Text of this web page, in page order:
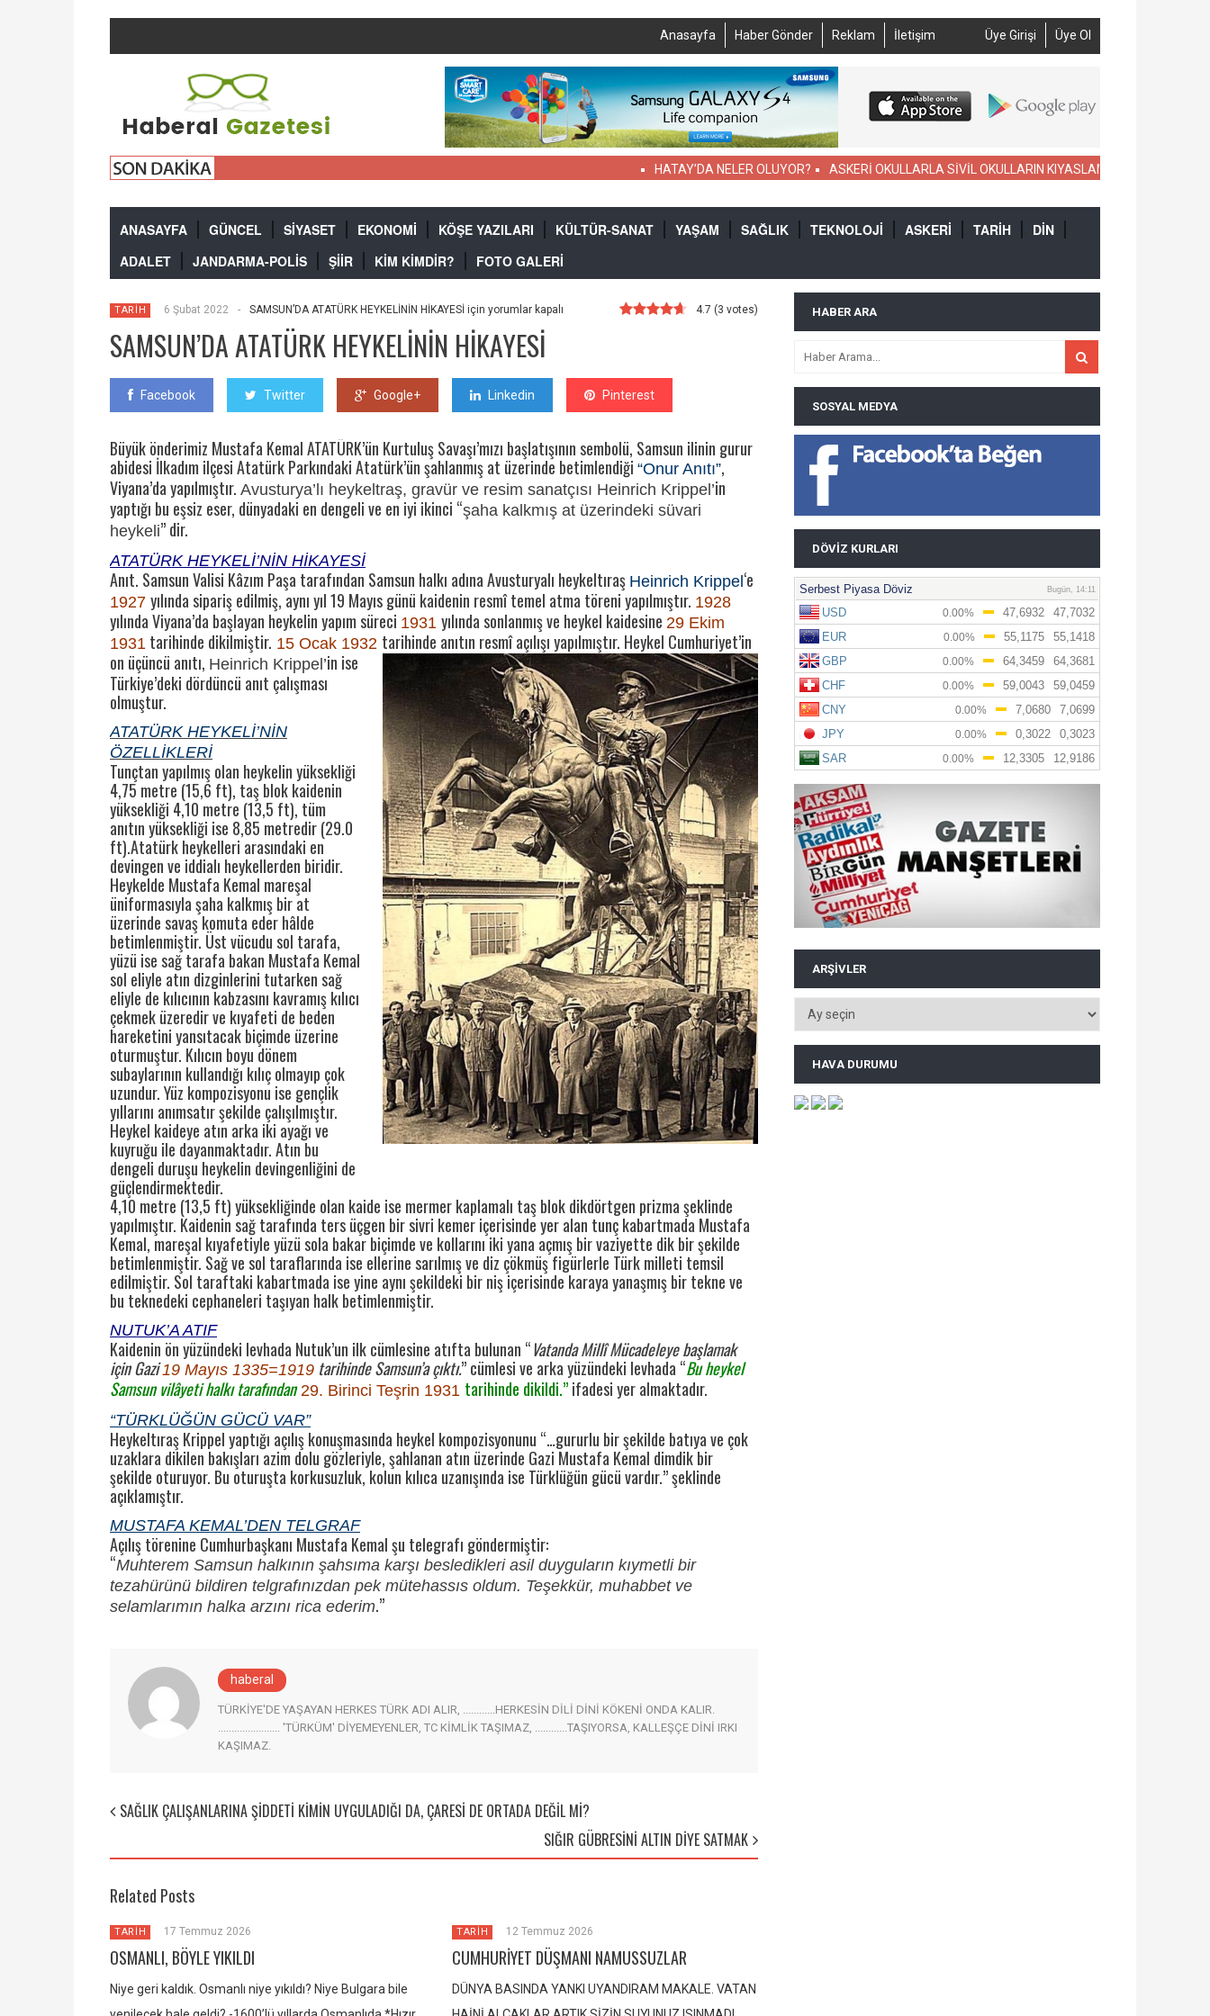
Üye Girişi Üye Ol
Anasayfa Haber Gönder Reklam İletişim
HATAY’DA NELER OLUYOR? ASKERİ OKULLARLA SİVİL OKULLARIN KIYASLAMASI
ANASAYFA GÜNCEL SİYASET EKONOMİ KÖŞE YAZILARI KÜLTÜR-SANAT YAŞAM SAĞLIK TEKNOLOJİ ASKERİ TARİH
DİN
ADALET
JANDARMA-POLİS ŞİİR KİM KİMDİR? FOTO GALERİ
TARİH 6 Şubat 2022 - SAMSUN’DA ATATÜRK HEYKELİNİN HİKAYESİ için yorumlar kapalı 4.7 (3 votes)
SAMSUN’DA ATATÜRK HEYKELİNİN HİKAYESİ
Facebook Twitter Google+ Linkedin Pinterest
Büyük önderimiz Mustafa Kemal ATATÜRK’ün Kurtuluş Savaşı’mızı başlatışının sembolü, Samsun ilinin gurur
abidesi İlkadım ilçesi Atatürk Parkındaki Atatürk’ün şahlanmış at üzerinde betimlendiği “Onur Anıtı”,
Viyana’da yapılmıştır. Avusturya’lı heykeltraş, gravür ve resim sanatçısı Heinrich Krippel’in
yaptığı bu eşsiz eser, dünyadaki en dengeli ve en iyi ikinci “şaha kalkmış at üzerindeki süvari
heykeli” dir.
ATATÜRK HEYKELİ’NİN HİKAYESİ
Anıt. Samsun Valisi Kâzım Paşa tarafından Samsun halkı adına Avusturyalı heykeltıraş Heinrich Krippel ‘e
1927 yılında sipariş edilmiş, aynı yıl 19 Mayıs günü kaidenin resmî temel atma töreni yapılmıştır. 1928
yılında Viyana’da başlayan heykelin yapım süreci 1931 yılında sonlanmış ve heykel kaidesine 29 Ekim
1931 tarihinde dikilmiştir. 15 Ocak 1932 tarihinde anıtın resmîaçılışı yapılmıştır. Heykel Cumhuriyet’in
on üçüncü anıtı, Heinrich Krippel’in ise
Türkiye’deki dördüncü anıt çalışması
olmuştur.
ATATÜRK HEYKELİ’NİN
ÖZELLİKLERİ
Tunçtan yapılmış olan heykelin yüksekliği
4,75 metre (15,6 ft), taş blok kaidenin
yüksekliği 4,10 metre (13,5 ft), tüm
anıtın yüksekliği ise 8,85 metredir (29.0
ft).Atatürk heykelleri arasındaki en
devingen ve iddialı heykellerden biridir.
Heykelde Mustafa Kemal mareşal
üniformasıyla şaha kalkmış bir at
üzerinde savaş komuta eder hâlde
betimlenmiştir. Üst vücudu sol tarafa,
yüzü ise sağ tarafa bakan Mustafa Kemal
sol eliyle atın dizginlerini tutarken sağ
eliyle de kılıcının kabzasını kavramış kılıcı
çekmek üzeredir ve kıyafeti de beden
hareketini yansıtacak biçimde üzerine
oturmuştur. Kılıcın boyu dönem
subaylarının kullandığı kılıç olmayıp çok
uzundur. Yüz kompozisyonu ise gençlik
yıllarını anımsatır şekilde çalışılmıştır.
Heykel kaideye atın arka iki ayağı ve
kuyruğu ile dayanmaktadır. Atın bu
dengeli duruşu heykelin devingenliğini de
güçlendirmektedir.
4,10 metre (13,5 ft) yüksekliğinde olan kaide ise mermer kaplamalı taş blok dikdörtgen prizma şeklinde
yapılmıştır. Kaidenin sağ tarafında ters üçgen bir sivri kemer içerisinde yer alan tunç kabartmada Mustafa
Kemal, mareşal kıyafetiyle yüzü sola bakar biçimde ve kollarını iki yana açmış bir vaziyette dik bir şekilde
betimlenmiştir. Sağ ve sol taraflarında ise ellerine sarılmış ve diz çökmüş figürlerle Türk milleti temsil
edilmiştir. Sol taraftaki kabartmada ise yine aynı şekildeki bir niş içerisinde karaya yanaşmış bir tekne ve
bu teknedeki cephaneleri taşıyan halk betimlenmiştir.
NUTUK’A ATIF
Kaidenin ön yüzündeki levhada Nutuk’un ilk cümlesine atıfta bulunan “Vatanda Millî Mücadeleye başlamak
için Gazi19 Mayıs 1335=1919 tarihinde Samsun’a çıktı.” cümlesi ve arka yüzündeki levhada “Bu heykel
Samsun vilâyeti halkı tarafından29. Birinci Teşrin 1931 tarihinde dikildi.”ifadesi yer almaktadır.
“TÜRKLÜĞÜN GÜCÜ VAR”
Heykeltıraş Krippel yaptığı açılış konuşmasında heykel kompozisyonunu “…gururlu bir şekilde batıya ve çok
uzaklara dikilen bakışları azim dolu gözleriyle, şahlanan atın üzerinde Gazi Mustafa Kemal dimdik bir
şekilde oturuyor. Bu oturuşta korkusuzluk, kolun kılıca uzanışında ise Türklüğün gücü vardır.” şeklinde
açıklamıştır.
MUSTAFA KEMAL’DEN TELGRAF
Açılış törenine Cumhurbaşkanı Mustafa Kemal şu telegrafı göndermiştir:
“Muhterem Samsun halkının şahsıma karşı besledikleri asil duyguların kıymetli bir
tezahürünü bildiren telgrafınızdan pek mütehassıs oldum. Teşekkür, muhabbet ve
selamlarımın halka arzını rica ederim.”
haberal
TÜRKİYE'DE YAŞAYAN HERKES TÜRK ADI ALIR, ............HERKESİN DİLİ DİNİ KÖKENİ ONDA KALIR.
....................... 'TÜRKÜM' DİYEMEYENLER, TC KİMLİK TAŞIMAZ, ............TAŞIYORSA, KALLEŞÇE DİNİ IRKI
KAŞIMAZ.
SAĞLIK ÇALIŞANLARINA ŞİDDETİ KİMİN UYGULADIĞI DA, ÇARESİ DE ORTADA DEĞİL Mİ?
SIĞIR GÜBRESİNİ ALTIN DİYE SATMAK
Related Posts
TARİH 17 Temmuz 2026
OSMANLI, BÖYLE YIKILDI
Niye geri kaldık. Osmanlı niye yıkıldı? Niye Bulgara bile
TARİH 12 Temmuz 2026
CUMHURİYET DÜŞMANI NAMUSSUZLAR
DÜNYA BASINDA YANKI UYANDIRAM MAKALE. VATAN
HABER ARA
SOSYAL MEDYA
DÖVIZ KURLARI
ARŞIVLER
HAVA DURUMU